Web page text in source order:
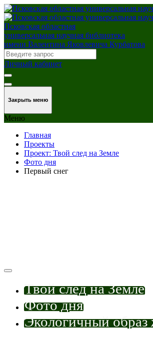
Псковская областная
универсальная научная библиотека
имени Валентина Яковлевича Курбатова
Личный кабинет
Закрыть меню
Меню
Главная
Проекты
Проект: Твой след на Земле
Фото дня
Первый снег
Твой след на Земле
Фото дня
Экологичный образ